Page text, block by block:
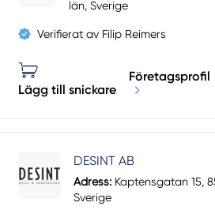
län, Sverige
Verifierat av Filip Reimers
Lägg till snickare
Företagsprofil
DESINT AB
Adress: Kaptensgatan 15,
Sverige